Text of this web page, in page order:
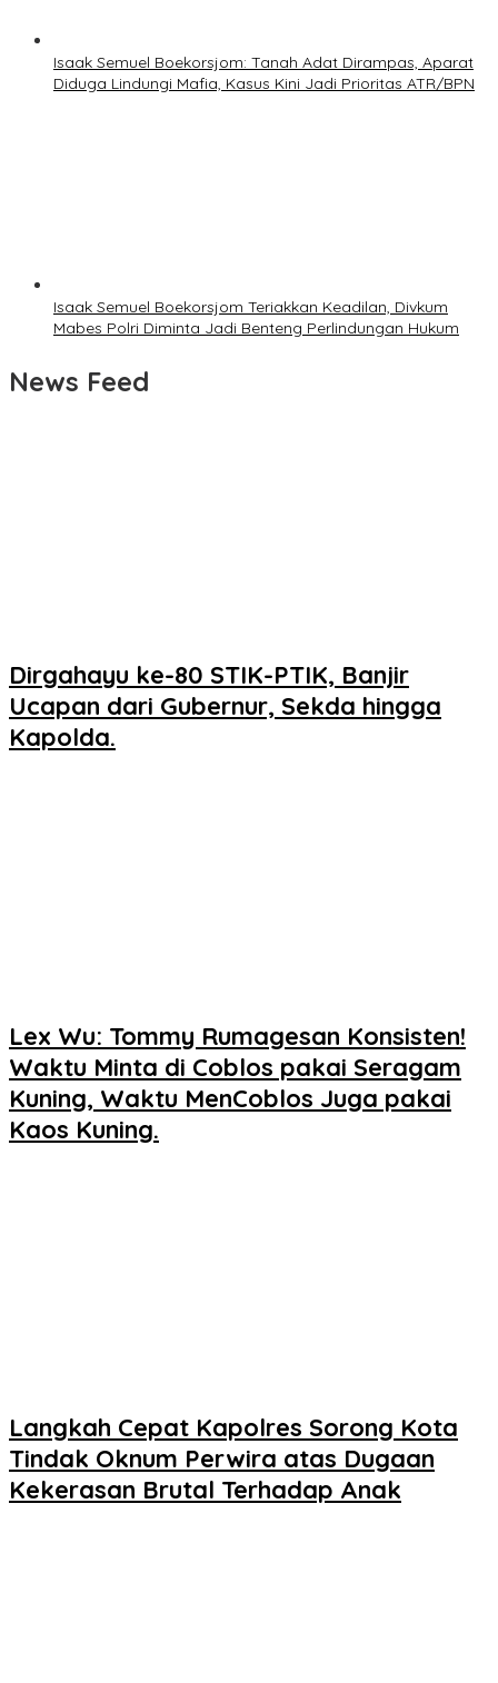
Isaak Semuel Boekorsjom: Tanah Adat Dirampas, Aparat
Diduga Lindungi Mafia, Kasus Kini Jadi Prioritas ATR/BPN
Isaak Semuel Boekorsjom Teriakkan Keadilan, Divkum
Mabes Polri Diminta Jadi Benteng Perlindungan Hukum
News Feed
Dirgahayu ke-80 STIK-PTIK, Banjir
Ucapan dari Gubernur, Sekda hingga
Kapolda.
Lex Wu: Tommy Rumagesan Konsisten!
Waktu Minta di Coblos pakai Seragam
Kuning, Waktu MenCoblos Juga pakai
Kaos Kuning.
Langkah Cepat Kapolres Sorong Kota
Tindak Oknum Perwira atas Dugaan
Kekerasan Brutal Terhadap Anak